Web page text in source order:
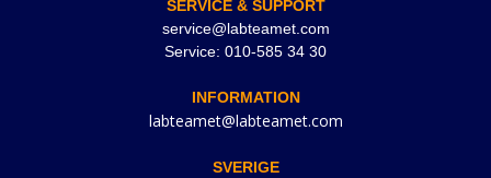
SERVICE & SUPPORT
service@labteamet.com
Service: 010-585 34 30
INFORMATION
labteamet@labteamet.com
SVERIGE